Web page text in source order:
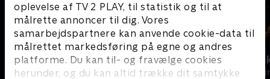
oplevelse af TV 2 PLAY, til statistik og til at
målrette annoncer til dig. Vores
samarbejdspartnere kan anvende cookie-data til
målrettet markedsføring på egne og andres
platforme. Du kan til- og fravælge cookies
herunder, og du kan altid trække dit samtykke
Gerningsstedet - Tatort
Krimi & Spænding • 1 sæsoner
Den røde
Krimi &